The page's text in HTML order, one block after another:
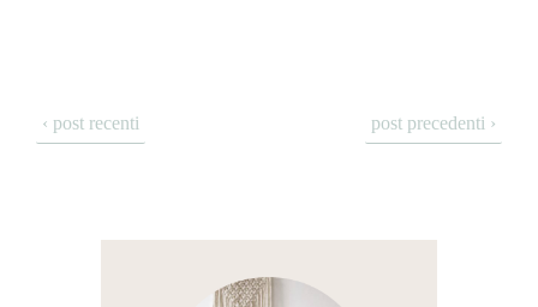
‹ post recenti post precedenti ›